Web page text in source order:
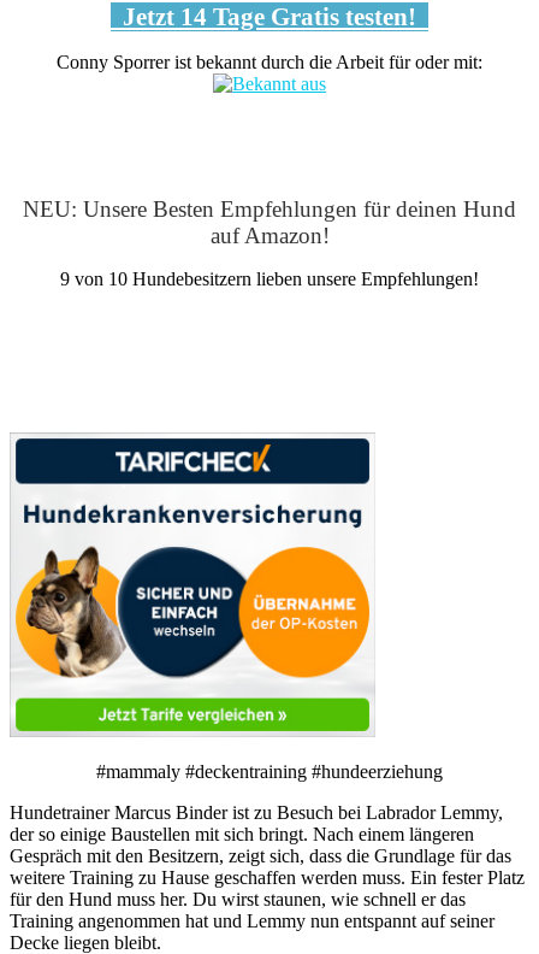
Jetzt 14 Tage Gratis testen!
Conny Sporrer ist bekannt durch die Arbeit für oder mit:
NEU: Unsere Besten Empfehlungen für deinen Hund
auf Amazon!
9 von 10 Hundebesitzern lieben unsere Empfehlungen!
#mammaly #deckentraining #hundeerziehung
Hundetrainer Marcus Binder ist zu Besuch bei Labrador Lemmy,
der so einige Baustellen mit sich bringt. Nach einem längeren
Gespräch mit den Besitzern, zeigt sich, dass die Grundlage für das
weitere Training zu Hause geschaffen werden muss. Ein fester Platz
für den Hund muss her. Du wirst staunen, wie schnell er das
Training angenommen hat und Lemmy nun entspannt auf seiner
Decke liegen bleibt.